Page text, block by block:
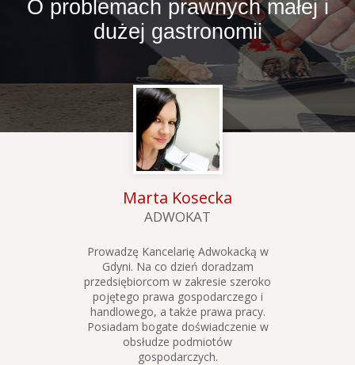
O problemach prawnych małej i
dużej gastronomii
Marta Kosecka
ADWOKAT
Prowadzę Kancelarię Adwokacką w
Gdyni. Na co dzień doradzam
przedsiębiorcom w zakresie szeroko
pojętego prawa gospodarczego i
handlowego, a także prawa pracy.
Posiadam bogate doświadczenie w
obsłudze podmiotów
gospodarczych.